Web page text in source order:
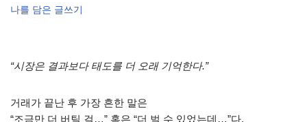
나를 담은 글쓰기
“시장은 결과보다 태도를 더 오래 기억한다.”
거래가 끝난 후 가장 흔한 말은
“조금만 더 버틸 걸…” 혹은 “더 벌 수 있었는데…”다.